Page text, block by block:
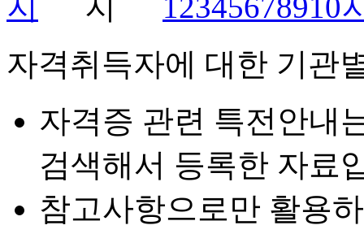
12345678910
자격취득자에 대한 기관
자격증 관련 특전안내
검색해서 등록한 자료
참고사항으로만 활용